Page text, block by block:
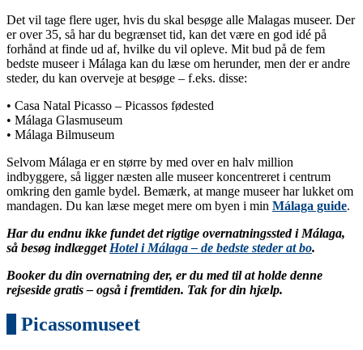
Det vil tage flere uger, hvis du skal besøge alle Malagas museer. Der
er over 35, så har du begrænset tid, kan det være en god idé på
forhånd at finde ud af, hvilke du vil opleve. Mit bud på de fem
bedste museer i Málaga kan du læse om herunder, men der er andre
steder, du kan overveje at besøge – f.eks. disse:
• Casa Natal Picasso – Picassos fødested
• Málaga Glasmuseum
• Málaga Bilmuseum
Selvom Málaga er en større by med over en halv million
indbyggere, så ligger næsten alle museer koncentreret i centrum
omkring den gamle bydel. Bemærk, at mange museer har lukket om
mandagen. Du kan læse meget mere om byen i min Málaga guide.
Har du endnu ikke fundet det rigtige overnatningssted i Málaga,
så besøg indlægget Hotel i Málaga – de bedste steder at bo.
Booker du din overnatning der, er du med til at holde denne
rejseside gratis – også i fremtiden. Tak for din hjælp.
Picassomuseet